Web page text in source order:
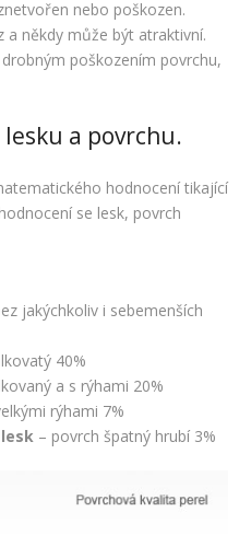
nebo poškozen.
a někdy může být atraktivní.
poškozením povrchu,
a povrchu.
hodnocení tikající
se lesk, povrch
jakýchkoliv i sebemenších
40%
a s rýhami 20%
rýhami 7%
– povrch špatný hrubí 3%